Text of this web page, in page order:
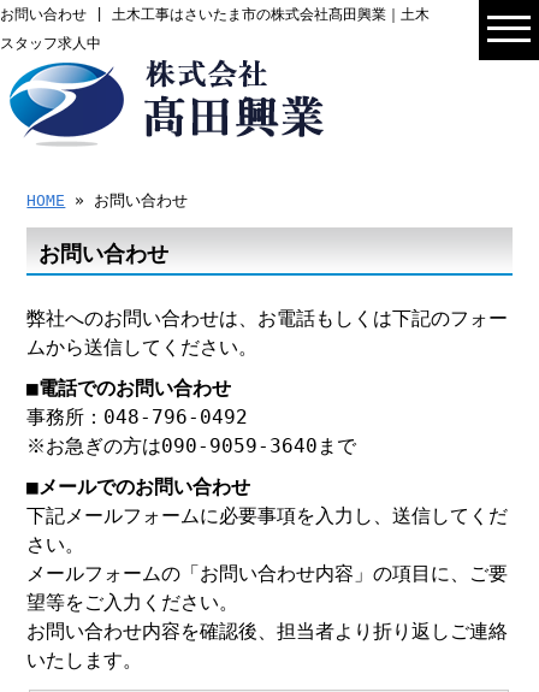
お問い合わせ | 土木工事はさいたま市の株式会社髙田興業｜土木
スタッフ求人中
HOME » お問い合わせ
お問い合わせ
弊社へのお問い合わせは、お電話もしくは下記のフォー
ムから送信してください。
■電話でのお問い合わせ
事務所：048-796-0492
※お急ぎの方は090-9059-3640まで
■メールでのお問い合わせ
下記メールフォームに必要事項を入力し、送信してくだ
さい。
メールフォームの「お問い合わせ内容」の項目に、ご要
望等をご入力ください。
お問い合わせ内容を確認後、担当者より折り返しご連絡
いたします。